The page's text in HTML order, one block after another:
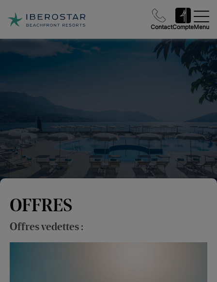
ContactCompteMenu
OFFRES
Offres vedettes :